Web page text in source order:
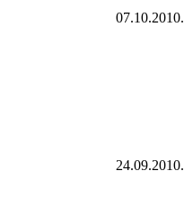
07.10.2010.
24.09.2010.